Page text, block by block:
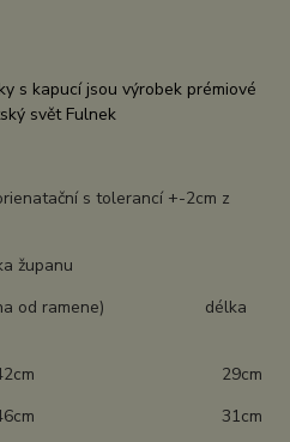
s kapucí jsou výrobek prémiové
svět Fulnek
s tolerancí +-2cm z
délka
29cm
31cm